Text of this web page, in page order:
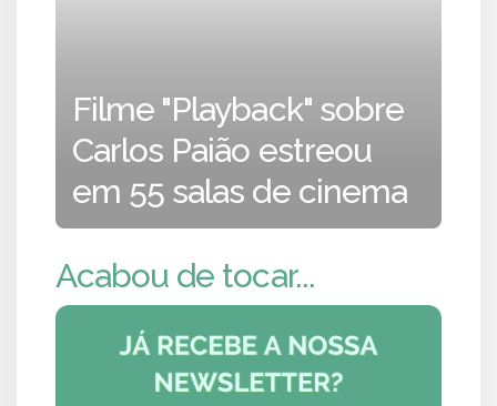
Filme "Playback" sobre
Carlos Paião estreou
em 55 salas de cinema
Acabou de tocar...